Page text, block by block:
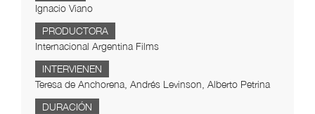
Ignacio Viano
PRODUCTORA
Internacional Argentina Films
INTERVIENEN
Teresa de Anchorena, Andrés Levinson, Alberto Petrina
DURACIÓN